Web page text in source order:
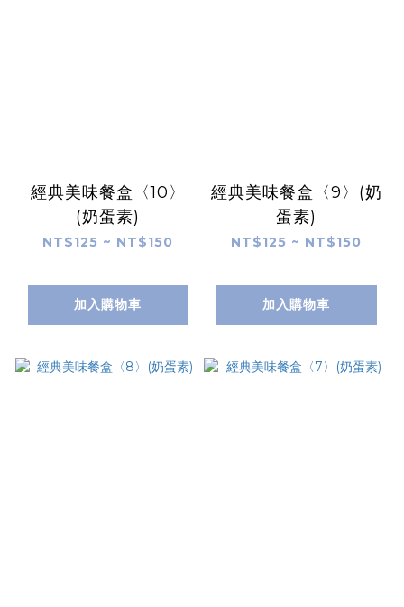
經典美味餐盒〈10〉
(奶蛋素)
NT$125 ~ NT$150
加入購物車
經典美味餐盒〈9〉(奶
蛋素)
NT$125 ~ NT$150
加入購物車